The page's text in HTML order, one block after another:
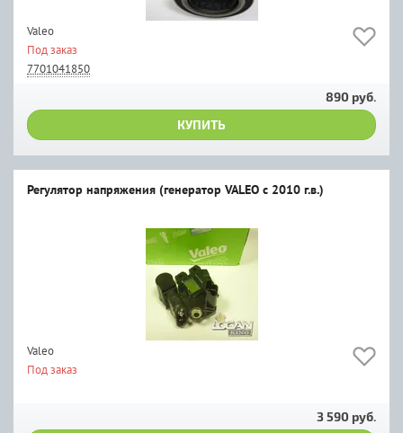
Valeo
Под заказ
7701041850
890 руб.
КУПИТЬ
Регулятор напряжения (генератор VALEO с 2010 г.в.)
Valeo
Под заказ
3 590 руб.